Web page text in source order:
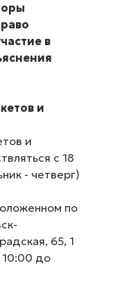
в
и
и
с 18
- четверг)
по
65, 1
10:00 до